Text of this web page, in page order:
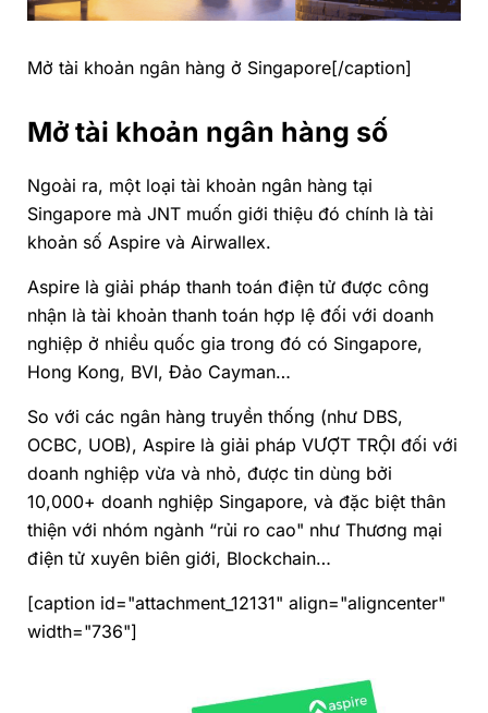
Mở tài khoản ngân hàng ở Singapore[/caption]
Mở tài khoản ngân hàng số
Ngoài ra, một loại tài khoản ngân hàng tại
Singapore mà JNT muốn giới thiệu đó chính là tài
khoản số Aspire và Airwallex.
Aspire là giải pháp thanh toán điện tử được công
nhận là tài khoản thanh toán hợp lệ đối với doanh
nghiệp ở nhiều quốc gia trong đó có Singapore,
Hong Kong, BVI, Đảo Cayman…
So với các ngân hàng truyền thống (như DBS,
OCBC, UOB), Aspire là giải pháp VƯỢT TRỘI đối với
doanh nghiệp vừa và nhỏ, được tin dùng bởi
10,000+ doanh nghiệp Singapore, và đặc biệt thân
thiện với nhóm ngành “rủi ro cao" như Thương mại
điện tử xuyên biên giới, Blockchain…
[caption id="attachment_12131" align="aligncenter"
width="736"]